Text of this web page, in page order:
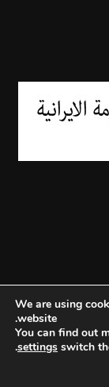
We are using
website.
You can find out
switch
settings
.